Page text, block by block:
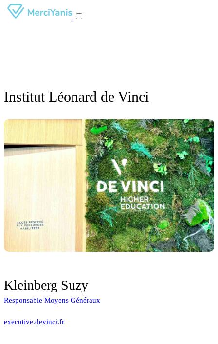
Institut Léonard de Vinci
Kleinberg Suzy
Responsable Moyens Généraux
executive.devinci.fr